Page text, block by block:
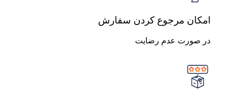
امکان مرجوع کردن سفارش
در صورت عدم رضایت